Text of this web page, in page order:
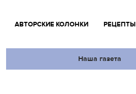
АВТОРСКИЕ КОЛОНКИ РЕЦЕПТЫ
Наша газета